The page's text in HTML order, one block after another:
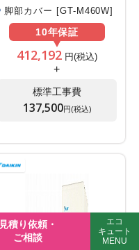
脚部カバー [GT-M460W]
10年保証
412,192 円(税込)
+
標準工事費
137,500円(税込)
見積り依頼・
ご相談
エコ
キュート
MENU